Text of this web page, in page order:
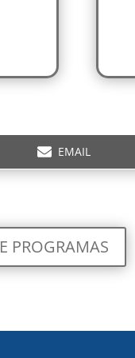
COMPARTIR
EMAIL
PROGRAMAS